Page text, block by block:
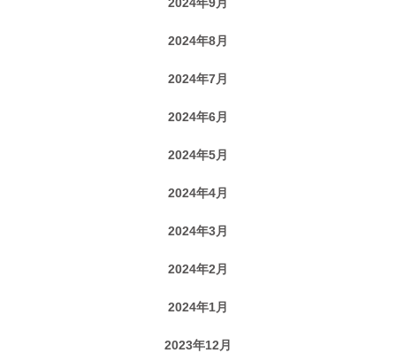
2024年8月
2024年7月
2024年6月
2024年5月
2024年4月
2024年3月
2024年2月
2024年1月
2023年12月